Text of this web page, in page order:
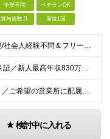
学歴不問 ベテランOK
賞与複数月 面接1回
未経験歓迎！人柄重視/社会人経験不問＆フリーターもOK ■普通自動車免許（AT限定可）を取得して1年以上経過している方 ※前職・学歴・ブランク・転職回数などは一切不問です。 <2種免許取得代は全額
【半年間月給38万円保証／新人最高年収830万円／賞与年2回／給料控除を100%撤廃】 6ヶ月間、月給38万円保証＋歩合給＋賞与年2回（川崎／保土ヶ谷／戸塚） ◆保証額を超える売上時は上乗せした給与
＜神奈川全域で採用！／ご希望の営業所に配属＞◎転居を伴う転勤なし！◎U・Iターン歓迎！◎マイカー通勤OK（駐車場完備） 神奈川全域に6拠点（★希望の営業所に配属） ■本社：横浜市戸塚区名瀬町1152
検討中に入れる